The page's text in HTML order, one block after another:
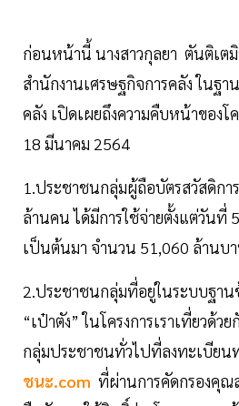
ก่อนหน้านี้ นางสาวกุลยา ตันติเต
สำนักงานเศรษฐกิจการคลัง ในฐา
คลัง เปิดเผยถึงความคืบหน้าของโ
18 มีนาคม 2564
1.ประชาชนกลุ่มผู้ถือบัตรสวัสดิกา
ล้านคน ได้มีการใช้จ่ายตั้งแต่วันที่
เป็นต้นมา จำนวน 51,060 ล้านบ
2.ประชาชนกลุ่มที่อยู่ในระบบฐา
“เป๋าตัง” ในโครงการเราเที่ยวด้
กลุ่มประชาชนทั่วไปที่ลงทะเบียน
ชนะ.com ที่ผ่านการคัดกรองคุณ